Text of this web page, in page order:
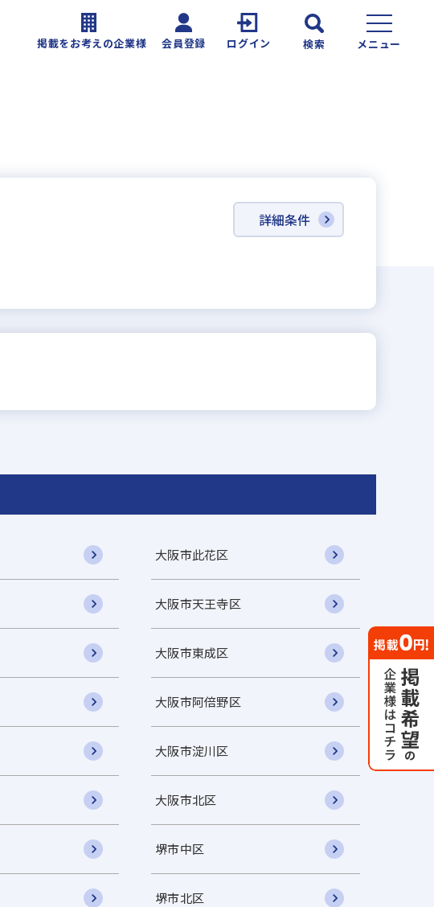
掲載をお考えの企業様 会員登録 ログイン 検索 メニュー
詳細条件
大阪市此花区
大阪市天王寺区
大阪市東成区
大阪市阿倍野区
大阪市淀川区
大阪市北区
堺市中区
堺市北区